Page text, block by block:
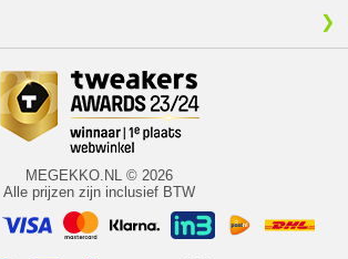
MEGEKKO.NL © 2026
Alle prijzen zijn inclusief BTW